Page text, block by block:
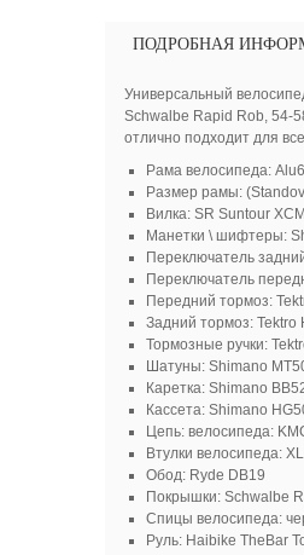
ПОДРОБНАЯ
Универсальный
Schwalbe Rapid Rob, 54-
отлично подходит для
Рама велосипеда:
Размер рамы:
Вилка: SR Suntour
Манетки \ шифтеры:
Переключатель
Переключатель
Передний тормоз:
Задний тормоз: Tektro
Тормозные ручки:
Шатуны: Shimano
Каретка: Shimano
Кассета: Shimano
Цепь: велосипеда:
Втулки велосипеда:
Обод: Ryde DB19
Покрышки: Schwalbe
Спицы велосипеда:
Руль: Haibike TheBar